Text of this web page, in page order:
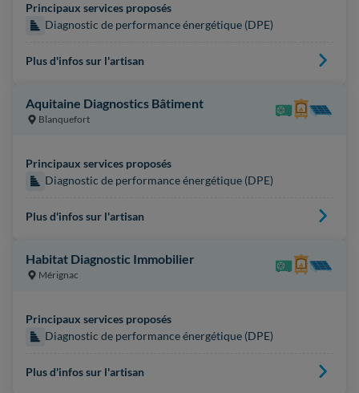
Principaux services proposés
Diagnostic de performance énergétique (DPE)
Plus d'infos sur l'artisan
Aquitaine Diagnostics Bâtiment
Blanquefort
Principaux services proposés
Diagnostic de performance énergétique (DPE)
Plus d'infos sur l'artisan
Habitat Diagnostic Immobilier
Mérignac
Principaux services proposés
Diagnostic de performance énergétique (DPE)
Plus d'infos sur l'artisan